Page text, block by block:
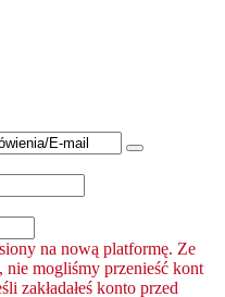
na nową platformę. Ze
mogliśmy przenieść kont
zakładałeś konto przed